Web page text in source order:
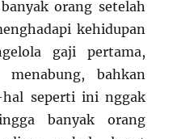
orang setelah
kehidupan
gaji pertama,
menabung, bahkan
seperti ini nggak
banyak orang